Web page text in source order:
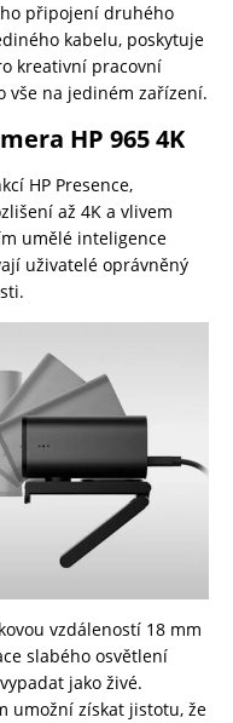
připojení druhého
kabelu, poskytuje
kreativní pracovní
vše na jediném zařízení.
HP 965 4K
HP Presence,
až 4K a vlivem
umělé inteligence
uživatelé oprávněný
vzdáleností 18 mm
slabého osvětlení
jako živé.
umožní získat jistotu, že